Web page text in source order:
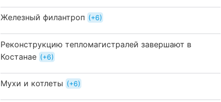
Железный филантроп +6
Реконструкцию тепломагистралей завершают в
Костанае
+6
Мухи и котлеты +6